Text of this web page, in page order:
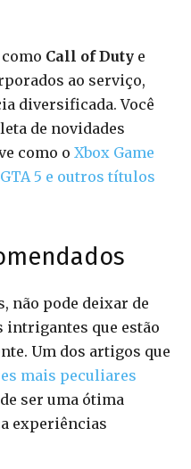
Call of Duty e
ao serviço,
diversificada. Você
de novidades
como o Xbox Game
5 e outros títulos
não pode deixar de
intrigantes que estão
Um dos artigos que
mais peculiares
ser uma ótima
experiências